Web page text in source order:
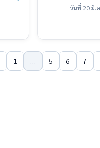
วันที่ 20 มี.
1 … 5 6 7